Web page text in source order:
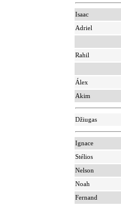
Isaac
Adriel
Rahil
Álex
Akim
Džiugas
Ignace
Stélios
Nelson
Noah
Fernand